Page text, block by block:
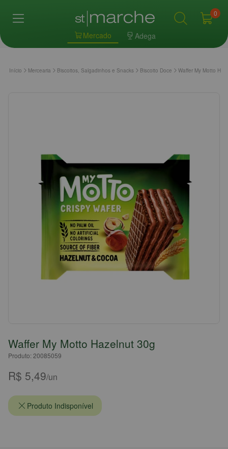
Mercado Adega
0
Início Mercearia Biscoitos, Salgadinhos e Snacks Biscoito Doce Waffer My Motto
Waffer My Motto Hazelnut 30g
Produto: 20085059
R$ 5,49/un
Produto Indisponível